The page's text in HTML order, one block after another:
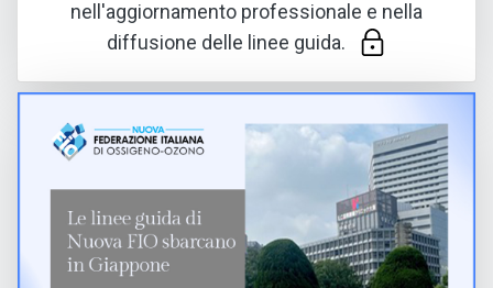
nell'aggiornamento professionale e nella
diffusione delle linee guida.